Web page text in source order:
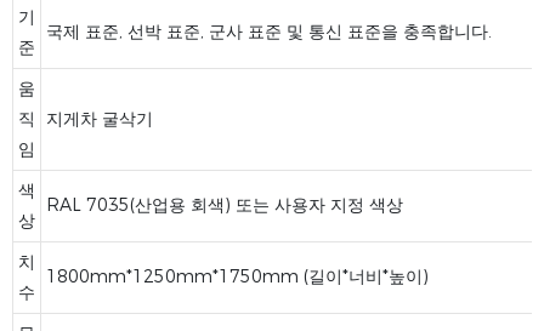
기
준
국제 표준, 선박 표준, 군사 표준 및 통신 표준을 충족합니다.
움
직
임
지게차 굴삭기
색
상
RAL 7035(산업용 회색) 또는 사용자 지정 색상
치
수
1800mm*1250mm*1750mm (길이*너비*높이)